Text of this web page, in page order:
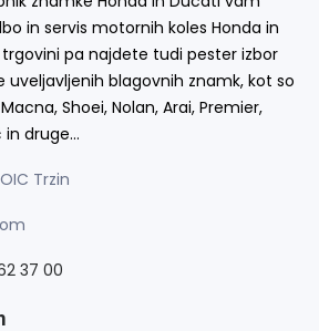
in servis motornih koles Honda in
pa najdete tudi pester izbor
blagovnih znamk, kot so
Shoei, Nolan, Arai, Premier,
in druge…
Trzin
37 00